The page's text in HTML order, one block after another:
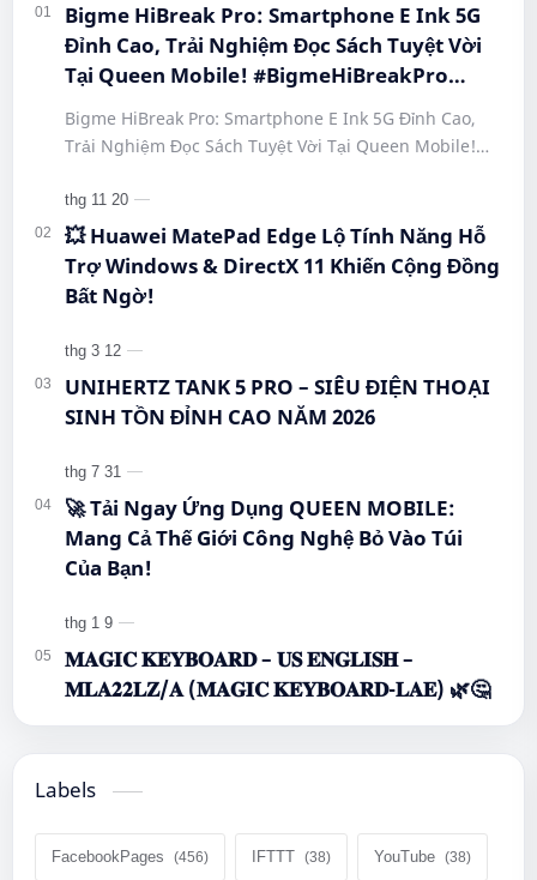
Bigme HiBreak Pro: Smartphone E Ink 5G
Đỉnh Cao, Trải Nghiệm Đọc Sách Tuyệt Vời
Tại Queen Mobile! #BigmeHiBreakPro
#SmartphoneEInk #QueenMobile
#HiBreakPro5G #DienThoaiDocSach
#CongNgheMoi #MuaSamThongMinh
#EInkPhone #5GSmartphone
Bigme HiBreak Pro: Smartphone E Ink 5G Đỉnh Cao,
Trải Nghiệm Đọc Sách Tuyệt Vời Tại Queen Mobile!
#Hi…
💥 Huawei MatePad Edge Lộ Tính Năng Hỗ
Trợ Windows & DirectX 11 Khiến Cộng Đồng
Bất Ngờ!
UNIHERTZ TANK 5 PRO – SIÊU ĐIỆN THOẠI
SINH TỒN ĐỈNH CAO NĂM 2026
🚀 Tải Ngay Ứng Dụng QUEEN MOBILE:
Mang Cả Thế Giới Công Nghệ Bỏ Vào Túi
Của Bạn!
𝐌𝐀𝐆𝐈𝐂 𝐊𝐄𝐘𝐁𝐎𝐀𝐑𝐃 – 𝐔𝐒 𝐄𝐍𝐆𝐋𝐈𝐒𝐇 –
𝐌𝐋𝐀𝟐𝟐𝐋𝐙/𝐀 (𝐌𝐀𝐆𝐈𝐂 𝐊𝐄𝐘𝐁𝐎𝐀𝐑𝐃-𝐋𝐀𝐄) 🌿🤔
Labels
FacebookPages IFTTT YouTube